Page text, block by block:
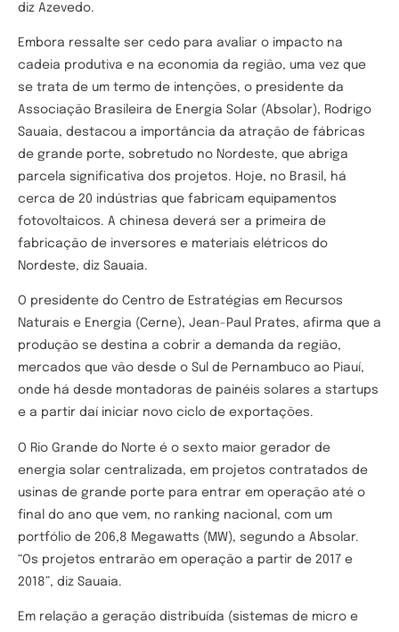
diz Azevedo.
Embora ressalte ser cedo para avaliar o impacto na
cadeia produtiva e na economia da região, uma vez que
se trata de um termo de intenções, o presidente da
Associação Brasileira de Energia Solar (Absolar), Rodrigo
Sauaia, destacou a importância da atração de fábricas
de grande porte, sobretudo no Nordeste, que abriga
parcela significativa dos projetos. Hoje, no Brasil, há
cerca de 20 indústrias que fabricam equipamentos
fotovoltaicos. A chinesa deverá ser a primeira de
fabricação de inversores e materiais elétricos do
Nordeste, diz Sauaia.
O presidente do Centro de Estratégias em Recursos
Naturais e Energia (Cerne), Jean-Paul Prates, afirma que a
produção se destina a cobrir a demanda da região,
mercados que vão desde o Sul de Pernambuco ao Piauí,
onde há desde montadoras de painéis solares a startups
e a partir daí iniciar novo ciclo de exportações.
O Rio Grande do Norte é o sexto maior gerador de
energia solar centralizada, em projetos contratados de
usinas de grande porte para entrar em operação até o
final do ano que vem, no ranking nacional, com um
portfólio de 206,8 Megawatts (MW), segundo a Absolar.
“Os projetos entrarão em operação a partir de 2017 e
2018”, diz Sauaia.
Em relação a geração distribuída (sistemas de micro e